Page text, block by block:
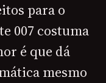
para o
007 costuma
é que dá
mesmo